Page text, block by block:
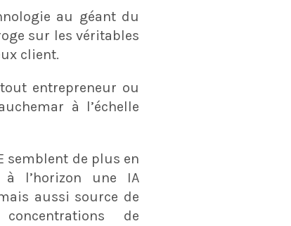
au géant du
sur les véritables
client.
entrepreneur ou
à l’échelle
semblent de plus en
l’horizon une IA
aussi source de
de